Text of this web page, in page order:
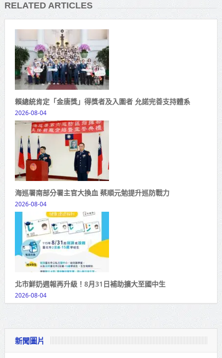
RELATED ARTICLES
賴總統肯定「金唐獎」得獎者及入圍者 允諾完善支持體系
2026-08-04
海巡署南部分署主官大換血 蔡順元勉提升巡防戰力
2026-08-04
北市鮮奶週報再升級！8月31日補助擴大至國中生
2026-08-04
新聞圖片